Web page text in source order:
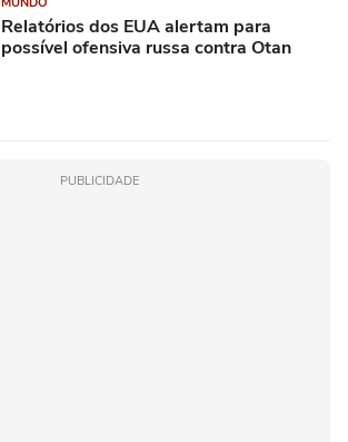
Relatórios dos EUA alertam para
possível ofensiva russa contra Otan
PUBLICIDADE